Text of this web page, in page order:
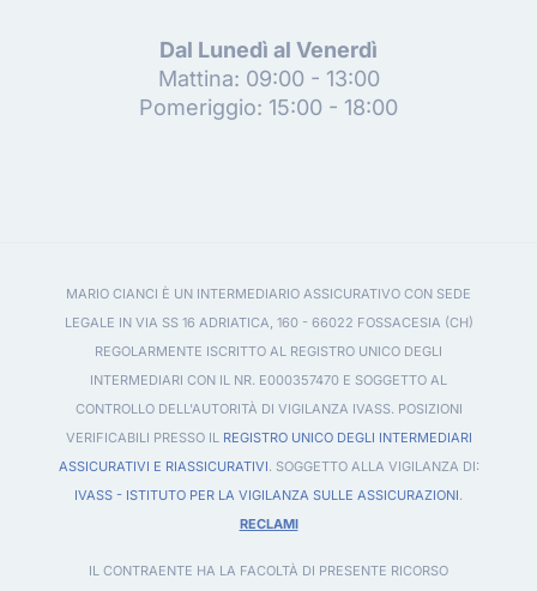
Dal Lunedì al Venerdì
Mattina: 09:00 - 13:00
Pomeriggio: 15:00 - 18:00
MARIO CIANCI È UN INTERMEDIARIO ASSICURATIVO CON SEDE
LEGALE IN VIA SS 16 ADRIATICA, 160 - 66022 FOSSACESIA (CH)
REGOLARMENTE ISCRITTO AL REGISTRO UNICO DEGLI
INTERMEDIARI CON IL NR. E000357470 E SOGGETTO AL
CONTROLLO DELL'AUTORITÀ DI VIGILANZA IVASS. POSIZIONI
VERIFICABILI PRESSO IL REGISTRO UNICO DEGLI INTERMEDIARI
ASSICURATIVI E RIASSICURATIVI. SOGGETTO ALLA VIGILANZA DI:
IVASS - ISTITUTO PER LA VIGILANZA SULLE ASSICURAZIONI.
RECLAMI
IL CONTRAENTE HA LA FACOLTÀ DI PRESENTE RICORSO